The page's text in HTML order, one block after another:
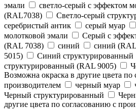
эмали
светло-серый с эффектом
(RAL7038)
Светло-серый
серебристый антик
серый муар
молотковой эмали
Серый с
(RAL 7038)
синий синий
5015)
Синий структурированный
структурированный (RAL 9005)
Возможна окраска в другие цвета по
производителем
черный муар
Черный структурированный
другие цвета по согласованию с